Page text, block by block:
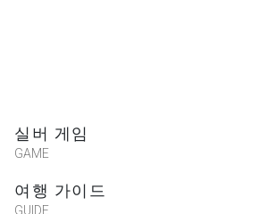
機就可以玩。
住，記得關卡有提示字母總數
실버 게임
GAME
여행 가이드
GUIDE